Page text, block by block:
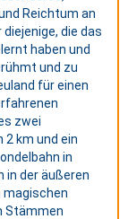
Reichtum an
die das
haben und
und zu
für einen
zwei
km und ein
in
in der äußeren
magischen
Stämmen